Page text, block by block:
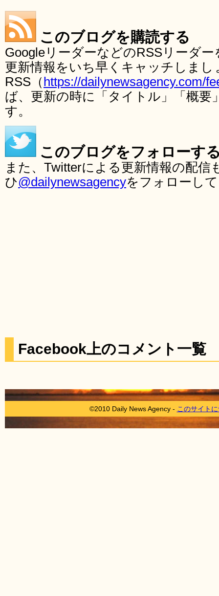
このブログを購読する
GoogleリーダーなどのRSSリーダ
更新情報をいち早くキャッチしま
RSS（https://dailynewsagency.com/
ば、更新の時に「タイトル」「概要
す。
このブログをフォローす
また、Twitterによる更新情報の配
ひ@dailynewsagencyをフォローし
Facebook上のコメント一覧
©2010 Daily News Agency - このサイト